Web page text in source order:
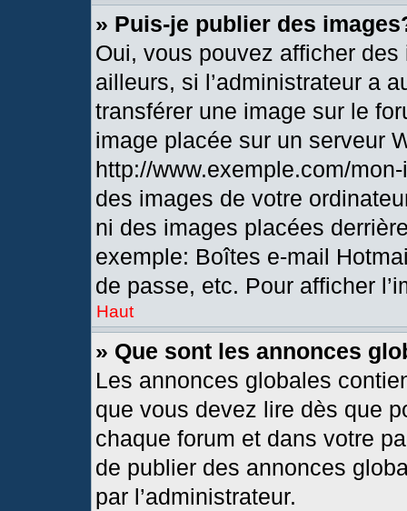
» Puis-je publier des
Oui, vous pouvez afficher
ailleurs, si l’administrateur a
transférer une image sur le
image placée sur un serveur
http://www.exemple.com/
des images de votre
ni des images placées
exemple: Boîtes e-mail
de passe, etc. Pour afficher
Haut
» Que sont les annonces
Les annonces globales
que vous devez lire dès que
chaque forum et dans votre
de publier des annonces
par l’administrateur.